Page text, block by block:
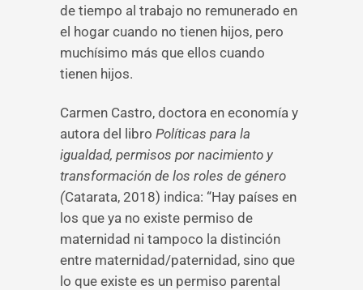
de tiempo al trabajo no remunerado en
el hogar cuando no tienen hijos, pero
muchísimo más que ellos cuando
tienen hijos.
Carmen Castro, doctora en economía y
autora del libro Políticas para la
igualdad, permisos por nacimiento y
transformación de los roles de género
(Catarata, 2018) indica: “Hay países en
los que ya no existe permiso de
maternidad ni tampoco la distinción
entre maternidad/paternidad, sino que
lo que existe es un permiso parental